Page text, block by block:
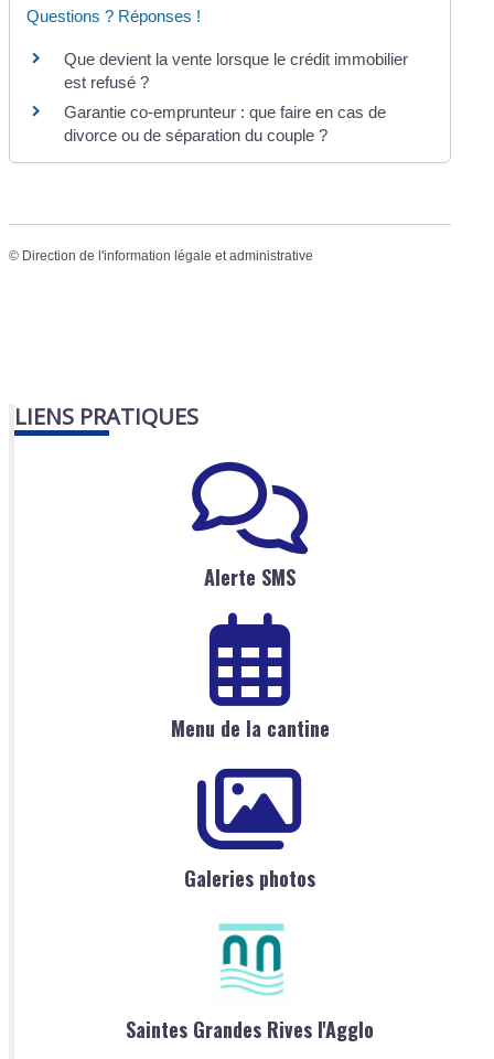
Questions ? Réponses !
Que devient la vente lorsque le crédit immobilier
est refusé ?
Garantie co-emprunteur : que faire en cas de
divorce ou de séparation du couple ?
© Direction de l'information légale et administrative
LIENS PRATIQUES
Alerte SMS
Menu de la cantine
Galeries photos
Saintes Grandes Rives l'Agglo